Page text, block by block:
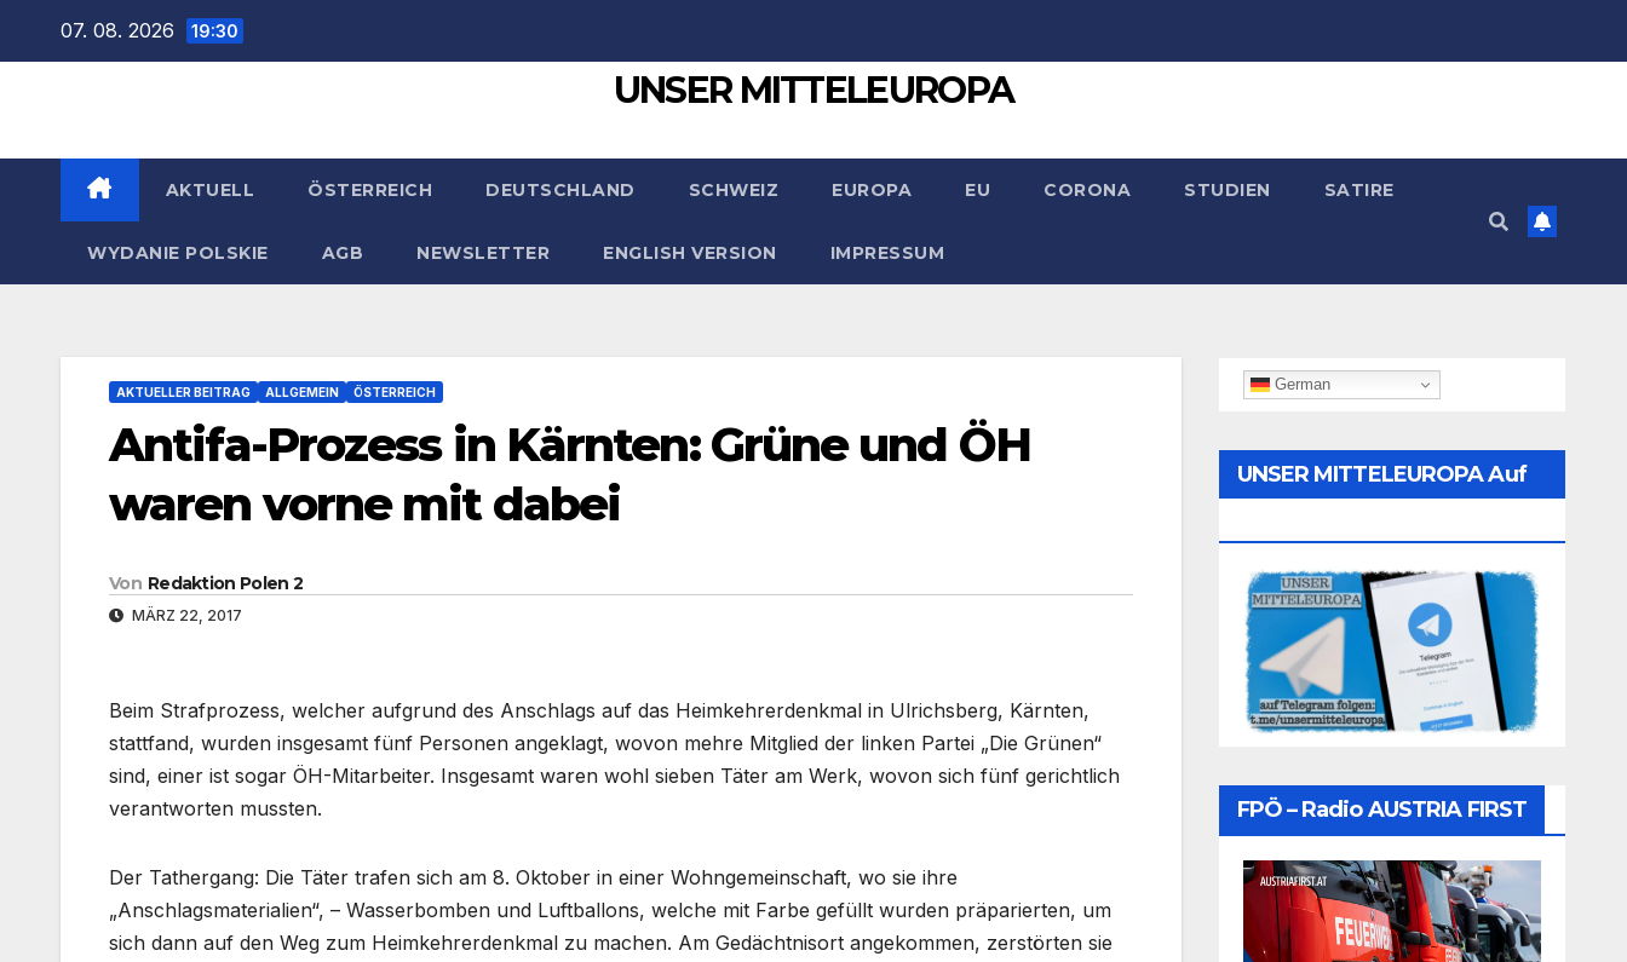
07. 08. 2026 19:30
UNSER MITTELEUROPA
AKTUELL ÖSTERREICH DEUTSCHLAND SCHWEIZ EUROPA EU CORONA STUDIEN SATIRE
WYDANIE POLSKIE AGB NEWSLETTER ENGLISH VERSION IMPRESSUM
AKTUELLER BEITRAG ALLGEMEIN ÖSTERREICH
Antifa-Prozess in Kärnten: Grüne und ÖH
waren vorne mit dabei
Von Redaktion Polen 2
MÄRZ 22, 2017
Beim Strafprozess, welcher aufgrund des Anschlags auf das Heimkehrerdenkmal in Ulrichsberg, Kärnten,
stattfand, wurden insgesamt fünf Personen angeklagt, wovon mehre Mitglied der linken Partei „Die Grünen“
sind, einer ist sogar ÖH-Mitarbeiter. Insgesamt waren wohl sieben Täter am Werk, wovon sich fünf gerichtlich
verantworten mussten.
Der Tathergang: Die Täter trafen sich am 8. Oktober in einer Wohngemeinschaft, wo sie ihre
„Anschlagsmaterialien“, – Wasserbomben und Luftballons, welche mit Farbe gefüllt wurden präparierten, um
sich dann auf den Weg zum Heimkehrerdenkmal zu machen. Am Gedächtnisort angekommen, zerstörten sie
German
UNSER MITTELEUROPA Auf
FPÖ – Radio AUSTRIA FIRST